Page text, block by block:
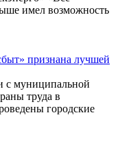
имел возможность
признана лучшей
с муниципальной
труда в
городские